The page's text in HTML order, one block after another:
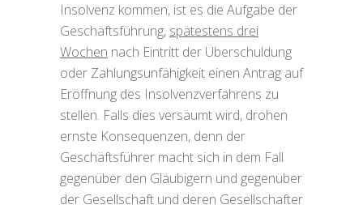
Insolvenz kommen, ist es die Aufgabe der
Geschäftsführung, spätestens drei
Wochen nach Eintritt der Überschuldung
oder Zahlungsunfähigkeit einen Antrag auf
Eröffnung des Insolvenzverfahrens zu
stellen. Falls dies versäumt wird, drohen
ernste Konsequenzen, denn der
Geschäftsführer macht sich in dem Fall
gegenüber den Gläubigern und gegenüber
der Gesellschaft und deren Gesellschafter